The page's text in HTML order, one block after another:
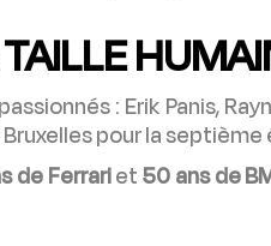
: Erik Panis,
pour la septième
de Ferrariet50 ans de